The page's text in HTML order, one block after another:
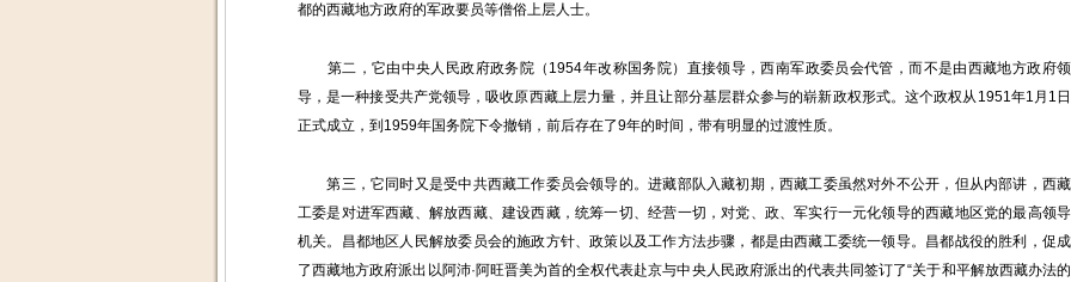
都的西藏地方政府的军政要员等僧俗上层人士。
第二，它由中央人民政府政务院（1954年改称国务院）直接领导，西南军政委员会代管，而不是由西藏地方政府领
导，是一种接受共产党领导，吸收原西藏上层力量，并且让部分基层群众参与的崭新政权形式。这个政权从1951年1月1日
正式成立，到1959年国务院下令撤销，前后存在了9年的时间，带有明显的过渡性质。
第三，它同时又是受中共西藏工作委员会领导的。进藏部队入藏初期，西藏工委虽然对外不公开，但从内部讲，西藏
工委是对进军西藏、解放西藏、建设西藏，统筹一切、经营一切，对党、政、军实行一元化领导的西藏地区党的最高领导
机关。昌都地区人民解放委员会的施政方针、政策以及工作方法步骤，都是由西藏工委统一领导。昌都战役的胜利，促成
了西藏地方政府派出以阿沛·阿旺晋美为首的全权代表赴京与中央人民政府派出的代表共同签订了“关于和平解放西藏办法的